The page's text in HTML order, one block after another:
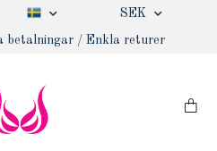
SEK
betalningar / Enkla returer